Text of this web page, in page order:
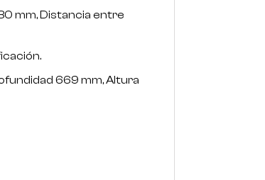
mm, Distancia entre
669 mm, Altura